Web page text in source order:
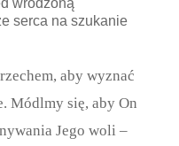
wrodzoną
serca na szukanie
aby wyznać
Módlmy się, aby On
Jego woli –